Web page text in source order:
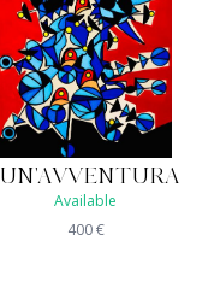
UN'AVVENTURA
Available
400€